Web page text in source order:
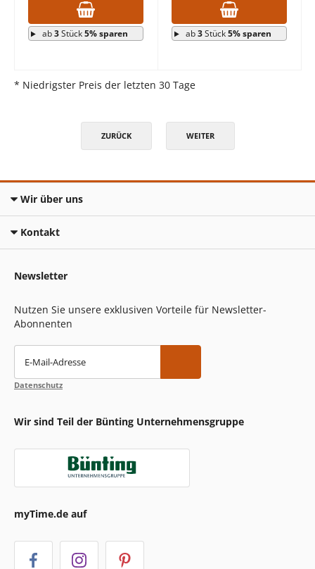
ab3Stück5% sparen ab3Stück5% sparen
* Niedrigster Preis der letzten 30 Tage
ZURÜCK WEITER
Wir über uns
Kontakt
Newsletter
Nutzen Sie unsere exklusiven Vorteile für Newsletter-
Abonnenten
E-Mail-Adresse
Datenschutz
Wir sind Teil der Bünting Unternehmensgruppe
myTime.de auf